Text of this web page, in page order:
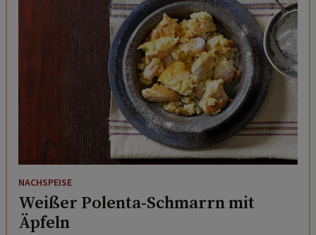
NACHSPEISE
Weißer Polenta-Schmarrn mit
Äpfeln